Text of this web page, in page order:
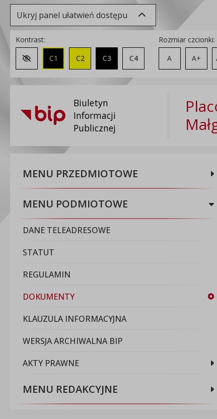
Ukryj panel ułatwień dostępu
Kontrast:
Zmień kontrast na domyślny
C1 C2 C3 C4
Rozmiar czcionki:
A
A+
Biuletyn
Informacji
Publicznej
MENU PRZEDMIOTOWE
MENU PODMIOTOWE
DANE TELEADRESOWE
STATUT
REGULAMIN
DOKUMENTY
KLAUZULA INFORMACYJNA
WERSJA ARCHIWALNA BIP
AKTY PRAWNE
MENU REDAKCYJNE